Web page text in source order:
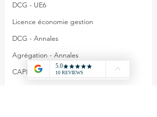
DCG - UE6
Licence économie gestion
DCG - Annales
Agrégation - Annales
CAPET - Annales